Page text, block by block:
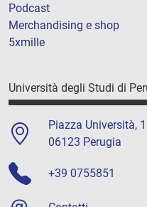
Podcast
Merchandising e shop
5xmille
Università degli Studi di
Piazza Università, 1
06123 Perugia
+39 0755851